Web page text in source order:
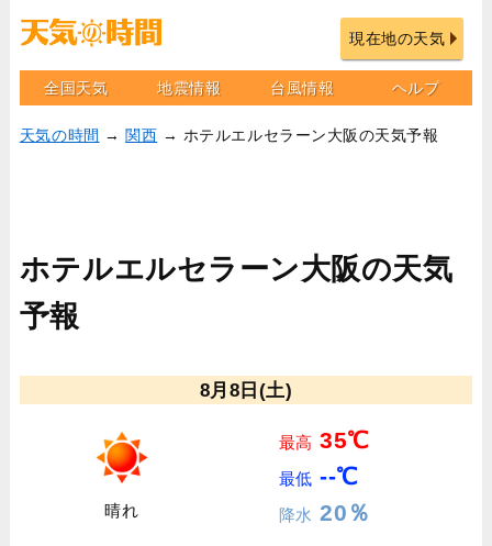
現在地の天気
全国天気 地震情報 台風情報 ヘルプ
天気の時間 → 関西 → ホテルエルセラーン大阪の天気予報
ホテルエルセラーン大阪の天気
予報
8月8日(土)
晴れ
最高 35℃
最低 --℃
降水 20％